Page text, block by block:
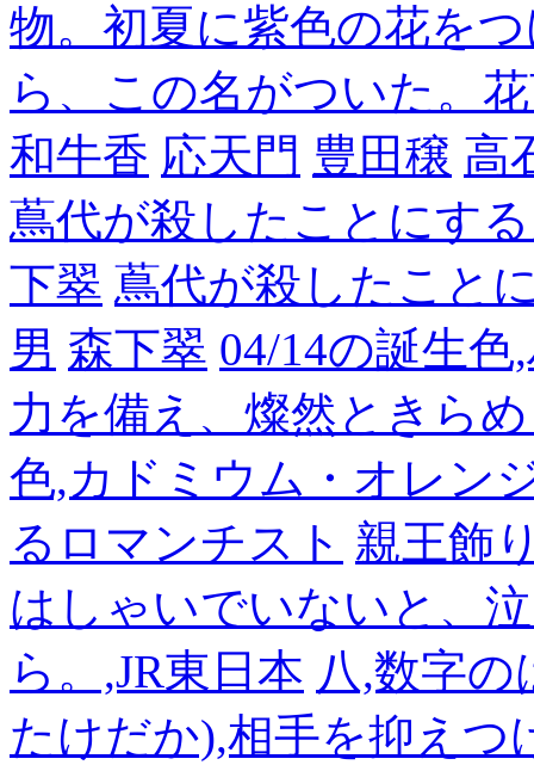
物。初夏に紫色の花を
ら、この名がついた。
和牛香 応天門 豊田穣 高
蔦代が殺したことにす
下翠 蔦代が殺したこと
男 森下翠 04/14の誕生
力を備え、燦然ときら
色,カドミウム・オレン
るロマンチスト 親王飾
はしゃいでいないと、
ら。,JR東日本 八,数字
たけだか),相手を抑えつ